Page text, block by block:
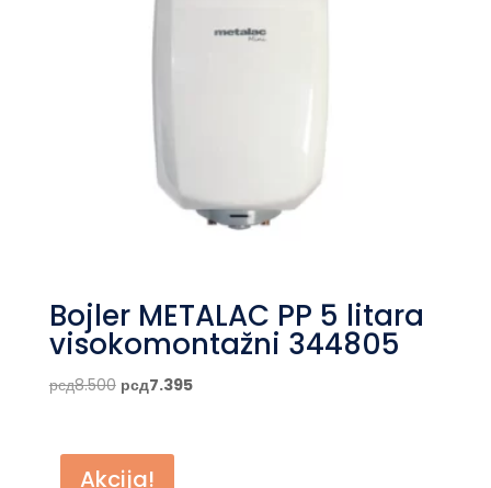
Bojler METALAC PP 5 litara
visokomontažni 344805
рсд8.500 Originalna
bila:
рсд7.395Trenutna
Akcija!